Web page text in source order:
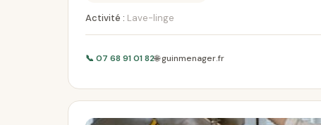
Activité : Lave-linge
📞 07 68 91 01 82🌐 guinmenager.fr